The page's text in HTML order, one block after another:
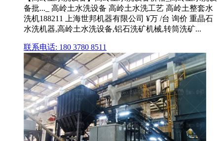
备批..._ 高岭土水洗设备 高岭土水洗工艺 高岭土整套水
洗机188211 上海世邦机器有限公司 ¥万 /台 询价 重晶石
水洗机器,高岭土水洗设备,铝石洗矿机械,转筒洗矿...
联系电话: 180 3780 8511